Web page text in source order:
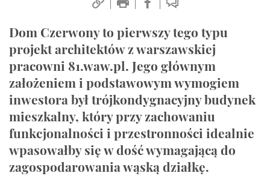
Dom Czerwony to pierwszy tego typu
projekt architektów z warszawskiej
pracowni 81.waw.pl. Jego głównym
założeniem i podstawowym wymogiem
inwestora był trójkondygnacyjny budynek
mieszkalny, który przy zachowaniu
funkcjonalności i przestronności idealnie
wpasowałby się w dość wymagającą do
zagospodarowania wąską działkę.